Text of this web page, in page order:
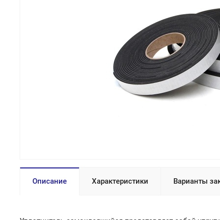
Описание Характеристики Варианты